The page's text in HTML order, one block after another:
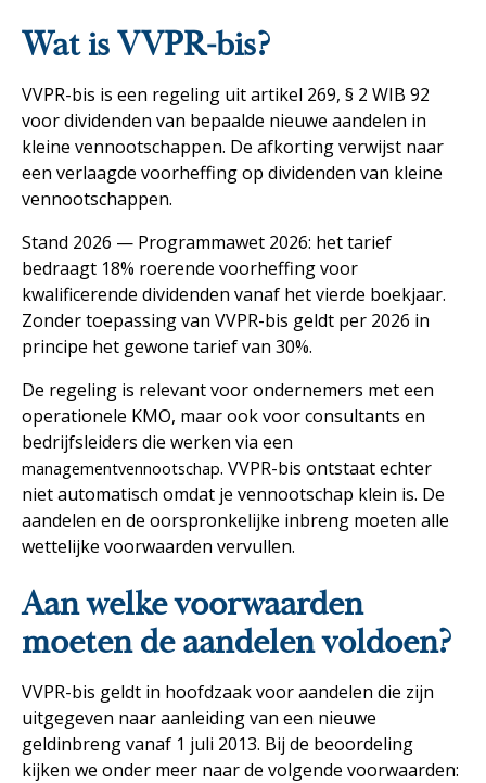
Wat is VVPR-bis?
VVPR-bis is een regeling uit artikel 269, § 2 WIB 92
voor dividenden van bepaalde nieuwe aandelen in
kleine vennootschappen. De afkorting verwijst naar
een verlaagde voorheffing op dividenden van kleine
vennootschappen.
Stand 2026 — Programmawet 2026: het tarief
bedraagt 18% roerende voorheffing voor
kwalificerende dividenden vanaf het vierde boekjaar.
Zonder toepassing van VVPR-bis geldt per 2026 in
principe het gewone tarief van 30%.
De regeling is relevant voor ondernemers met een
operationele KMO, maar ook voor consultants en
bedrijfsleiders die werken via een
managementvennootschap. VVPR-bis ontstaat echter
niet automatisch omdat je vennootschap klein is. De
aandelen en de oorspronkelijke inbreng moeten alle
wettelijke voorwaarden vervullen.
Aan welke voorwaarden
moeten de aandelen voldoen?
VVPR-bis geldt in hoofdzaak voor aandelen die zijn
uitgegeven naar aanleiding van een nieuwe
geldinbreng vanaf 1 juli 2013. Bij de beoordeling
kijken we onder meer naar de volgende voorwaarden: